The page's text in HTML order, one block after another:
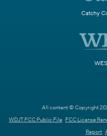
Catchy
All content © Copyright
WDJT FCC Public File FCC License
Report